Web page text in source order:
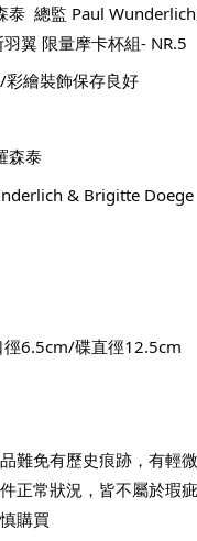
泰  總監 Paul
翼 限量摩卡杯組- NR.5
彩繪裝飾保存良好
森泰
& Brigitte Doege
6.5cm/碟直徑12.5cm
品難免有歷史痕跡，有輕
正常狀況，皆不屬於瑕
購買